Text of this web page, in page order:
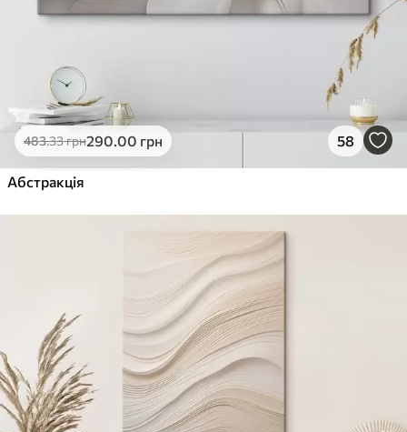
483.33грн290.00 грн 58
Абстракція